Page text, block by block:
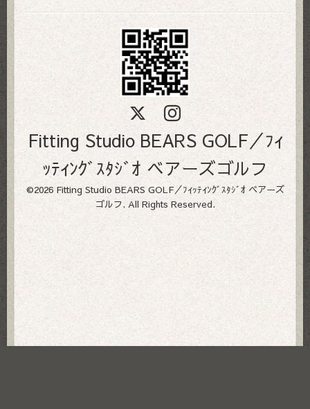
Fitting Studio BEARS GOLF／ﾌｨ
ｯﾃｨﾝｸﾞｽﾀｼﾞｵ ベアーズゴルフ
©2026 Fitting Studio BEARS GOLF／ﾌｨｯﾃｨﾝｸﾞｽﾀｼﾞｵ ベアーズ
ゴルフ. All Rights Reserved.